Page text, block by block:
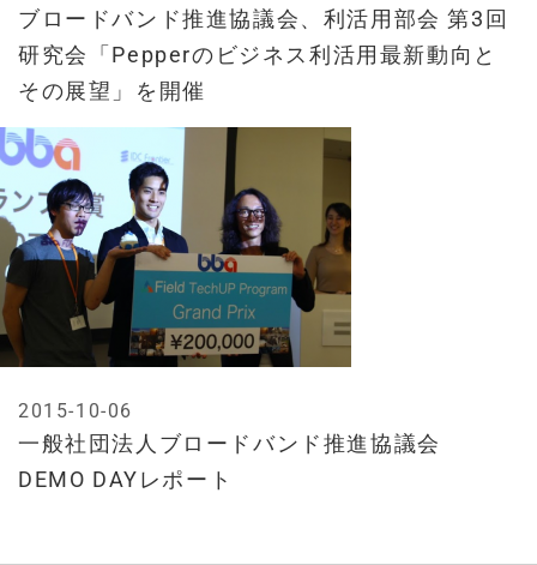
ブロードバンド推進協議会、利活用部会 第3回
研究会「Pepperのビジネス利活用最新動向と
その展望」を開催
一般社団法人ブロードバンド推進協議会
DEMO DAYレポート
2015-10-06